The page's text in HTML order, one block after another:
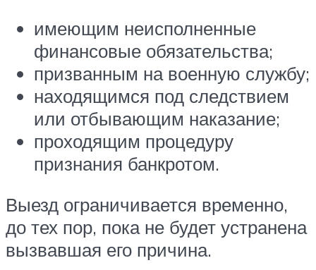
имеющим неисполненные
финансовые обязательства;
призванным на военную службу;
находящимся под следствием
или отбывающим наказание;
проходящим процедуру
признания банкротом.
Выезд ограничивается временно,
до тех пор, пока не будет устранена
вызвавшая его причина.